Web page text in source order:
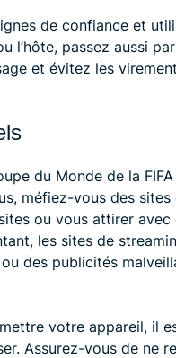
de confiance et
l’hôte, passez aussi
et évitez les
du Monde de la
méfiez-vous des
ou vous attirer avec
les sites de
des publicités
votre appareil, il
Assurez-vous de ne